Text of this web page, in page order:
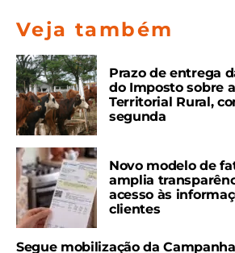
Veja também
Prazo de entrega
do Imposto sobre
Territorial Rural,
segunda
Novo modelo de
amplia
acesso às
clientes
Segue mobilização da